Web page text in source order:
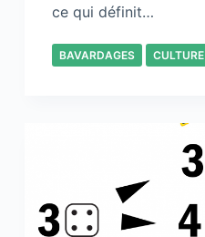
ce qui définit…
BAVARDAGES CULTURE